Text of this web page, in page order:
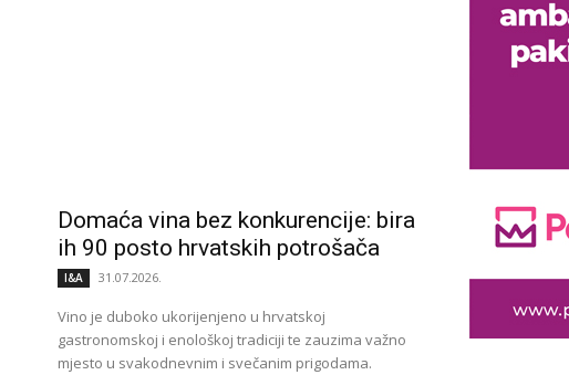
Domaća vina bez konkurencije: bira
ih 90 posto hrvatskih potrošača
I&A 31.07.2026.
Vino je duboko ukorijenjeno u hrvatskoj
gastronomskoj i enološkoj tradiciji te zauzima važno
mjesto u svakodnevnim i svečanim prigodama.